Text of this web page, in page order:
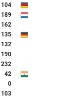
104
189
162
135
132
190
232
42
0
103